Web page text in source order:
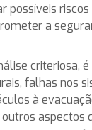
possíveis
a
criteriosa,
falhas nos
à
aspectos